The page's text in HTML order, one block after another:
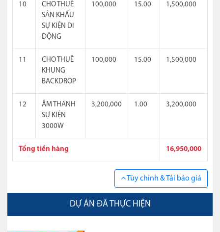
10
CHO THUÊ
SÂN KHẤU
SỰ KIỆN DI
ĐỘNG
100,000 15.00 1,500,000
11
CHO THUÊ
KHUNG
BACKDROP
100,000 15.00 1,500,000
12
ÂM THANH
SỰ KIỆN
3000W
3,200,000 1.00 3,200,000
Tổng tiền hàng 16,950,000
Tùy chỉnh & Tải báo giá
DỰ ÁN ĐÃ THỰC HIỆN